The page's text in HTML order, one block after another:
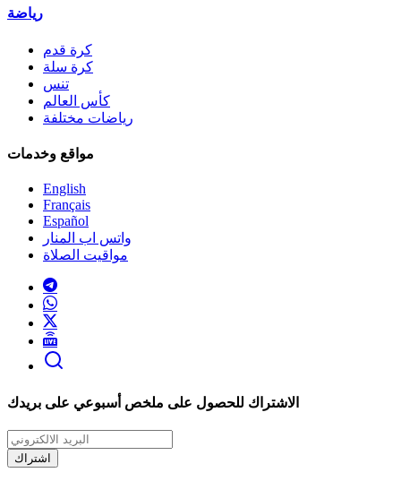
رياضة
كرة قدم
كرة سلة
تنس
كأس العالم
رياضات مختلفة
مواقع وخدمات
English
Français
Español
واتس اب المنار
مواقيت الصلاة
الاشتراك للحصول على ملخص أسبوعي على بريدك
اشتراك